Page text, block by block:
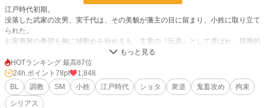
江戸時代初期。
没落した武家の次男、実千代は、その美貌が藩主の目に留まり、小姓に取り立て
られた。
お家再興の希望を胸に城勤めを始めるも、主君の『玩具』として弄ばれ、屈辱的
主君の嫡男・松寿丸は、実千代に心を奪われるが、父の過激な調教によって心身
ともに追い詰められている事を知る。
松寿丸は、父の手から実千代を救い出そうとするが──。
完結しました。
HOTランキング 最高87位
24h.ポイント 78pt
1,848
BL
調教 SM 小姓 江戸時代 ショタ 衆道 鬼畜攻め
拘束
シリアス